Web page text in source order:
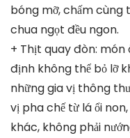
bóng mỡ, chấm cùng
chua ngọt đều ngon.
+ Thịt quay đòn:
định không thể bỏ lỡ
những gia vị thông
vị pha chế từ lá ổi
khác, không phải